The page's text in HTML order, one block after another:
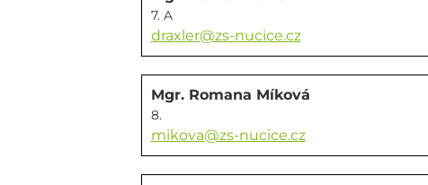
7. A
draxler@zs-nucice.cz
Mgr. Romana Míková
8.
mikova@zs-nucice.cz